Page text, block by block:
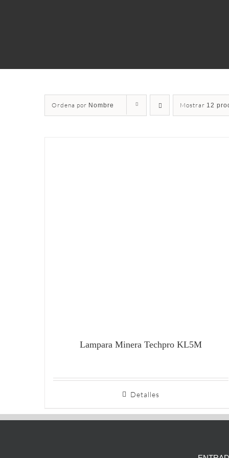
Ordena por Nombre Mostrar 12
Lampara Minera Techpro KL5M
Detalles